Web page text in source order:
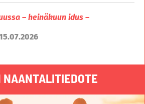
– heinäkuun idus –